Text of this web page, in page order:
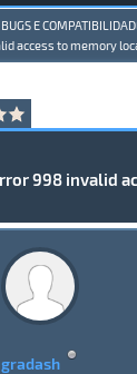
BUGS E
access to memory
998 invalid
gradash